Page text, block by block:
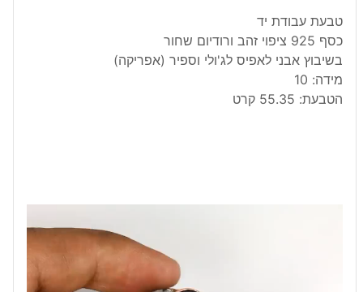
טבעת עבודת יד
כסף 925 ציפוי זהב ורודיום שחור
בשיבוץ אבני לאפיס לג'ולי וספיר (אפריקה)
מידה: 10
הטבעת: 55.35 קרט